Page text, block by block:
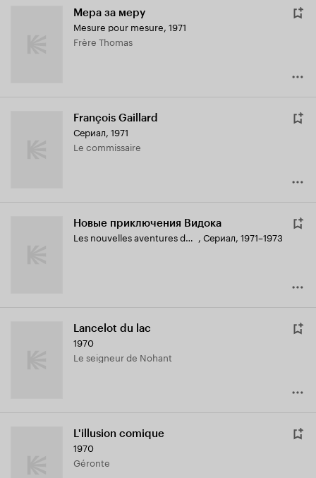
Мера за меру
Mesure pour mesure, 1971
Frère Thomas
François Gaillard
Сериал, 1971
Le commissaire
Новые приключения Видока
Les nouvelles aventures de Vidocq , Сериал, 1971–1973
Lancelot du lac
1970
Le seigneur de Nohant
L'illusion comique
1970
Géronte